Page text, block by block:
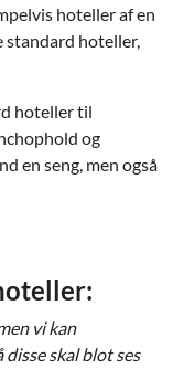
hoteller af en
standard hoteller,
hoteller til
og
en seng, men også
vi kan
skal blot ses